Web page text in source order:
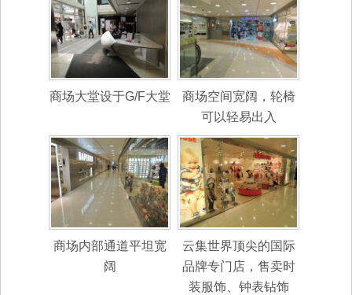
商场大堂设于G/F大堂
商场空间宽阔，轮椅
可以轻易出入
商场内部通道平坦宽
阔
云集世界顶尖的国际
品牌专门店，售卖时
装服饰、钟表钻饰